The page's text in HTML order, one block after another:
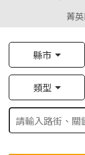
菁
縣市
類型